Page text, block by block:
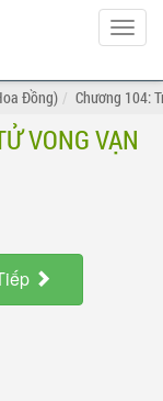
Hiện
menu
Đồng) Chương 104:
VONG VẠN